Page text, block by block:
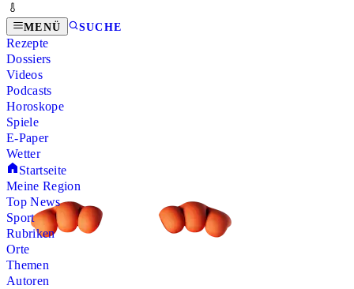
MENÜ SUCHE
Rezepte
Dossiers
Videos
Podcasts
Horoskope
Spiele
E-Paper
Wetter
Startseite
Meine Region
Top News
Sport
Rubriken
Orte
Themen
Autoren